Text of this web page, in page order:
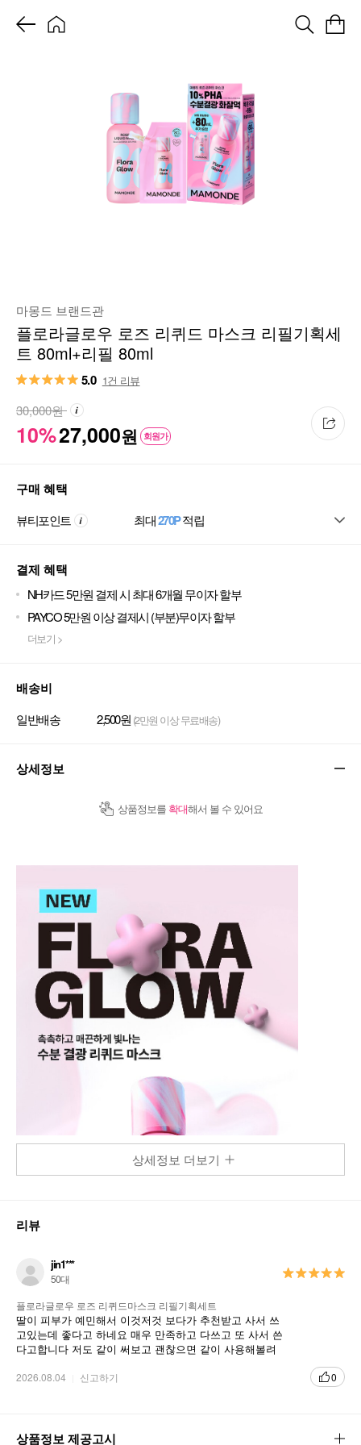
마몽드 브랜드관
플로라글로우 로즈 리퀴드 마스크 리필기획세
트 80ml+리필 80ml
5.0 1건 리뷰
10%27,000원 회원가
30,000원
구매 혜택
뷰티포인트 최대270P적립
결제 혜택
NH카드 5만원 결제 시 최대 6개월 무이자 할부
PAYCO 5만원 이상 결제시 (부분)무이자 할부
더보기 >
배송비
일반배송 2,500원 (2만원 이상 무료배송)
상세정보
상품정보를 확대해서 볼 수 있어요
상세정보 더보기
리뷰
jin1***
50대
플로라글로우 로즈 리퀴드마스크 리필기획세트
딸이 피부가 예민해서 이것저것 보다가 추천받고 사서 쓰
고있는데 좋다고 하네요 매우 만족하고 다쓰고 또 사서 쓴
다고합니다 저도 같이 써보고 괜찮으면 같이 사용해볼려
2026.08.04 신고하기 0
상품정보 제공고시